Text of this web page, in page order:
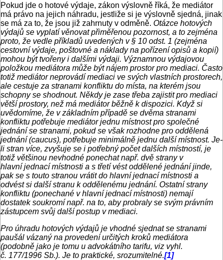
Pokud jde o hotové výdaje, zákon výslovně říká, že mediátor
má právo na jejich náhradu, jestliže si je výslovně sjedná, jinak
se má za to, že jsou již zahrnuty v odměně. Otázce hotových
výdajů se vyplatí věnovat přiměřenou pozornost, a to zejména
proto, že vedle příkladů uvedených v § 10 odst. 1 (zejména
cestovní výdaje, poštovné a náklady na pořízení opisů a kopií)
mohou být tvořeny i dalšími výdaji. Významnou výdajovou
položkou mediátora může být nájem prostor pro mediaci. Často
totiž mediátor neprovádí mediaci ve svých vlastních prostorech,
ale cestuje za stranami konfliktu do místa, na kterém jsou
schopny se shodnout. Někdy je zase třeba zajistit pro mediaci
větší prostory, než má mediátor běžně k dispozici. Když si
uvědomíme, že v základním případě se dvěma stranami
konfliktu potřebuje mediátor jednu místnost pro společné
jednání se stranami, pokud se však rozhodne pro oddělená
jednání (caucus), potřebuje minimálně jednu další místnost. Je-
li stran více, zvyšuje se i potřebný počet dalších místností, je
totiž většinou nevhodné ponechat např. dvě strany v
hlavní jednací místnosti a s třetí vést oddělené jednání jinde,
pak se s touto stranou vrátit do hlavní jednací místnosti a
odvést si další stranu k oddělenému jednání. Ostatní strany
konfliktu (ponechané v hlavní jednací místnosti) nemají
dostatek soukromí např. na to, aby probraly se svým právním
zástupcem svůj další postup v mediaci.
Pro úhradu hotových výdajů je vhodné sjednat se stranami
paušál vázaný na provedení určitých kroků mediátora
(podobně jako je tomu u advokátního tarifu, viz vyhl.
č. 177/1996 Sb.). Je to praktické, srozumitelné.[1]